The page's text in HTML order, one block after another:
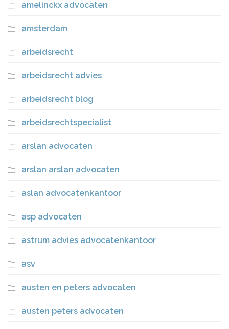
amelinckx advocaten
amsterdam
arbeidsrecht
arbeidsrecht advies
arbeidsrecht blog
arbeidsrechtspecialist
arslan advocaten
arslan arslan advocaten
aslan advocatenkantoor
asp advocaten
astrum advies advocatenkantoor
asv
austen en peters advocaten
austen peters advocaten